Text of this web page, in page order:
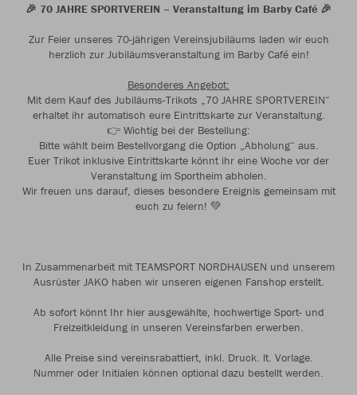
🎉 70 JAHRE SPORTVEREIN – Veranstaltung im Barby Café 🎉
Zur Feier unseres 70-jährigen Vereinsjubiläums laden wir euch
herzlich zur Jubiläumsveranstaltung im Barby Café ein!
Besonderes Angebot:
Mit dem Kauf des Jubiläums-Trikots „70 JAHRE SPORTVEREIN“
erhaltet ihr automatisch eure Eintrittskarte zur Veranstaltung.
👉 Wichtig bei der Bestellung:
Bitte wählt beim Bestellvorgang die Option „Abholung“ aus.
Euer Trikot inklusive Eintrittskarte könnt ihr eine Woche vor der
Veranstaltung im Sportheim abholen.
Wir freuen uns darauf, dieses besondere Ereignis gemeinsam mit
euch zu feiern! 💚
In Zusammenarbeit mit TEAMSPORT NORDHAUSEN und unserem
Ausrüster JAKO haben wir unseren eigenen Fanshop erstellt.
Ab sofort könnt Ihr hier ausgewählte, hochwertige Sport- und
Freizeitkleidung in unseren Vereinsfarben erwerben.
Alle Preise sind vereinsrabattiert, inkl. Druck. lt. Vorlage.
Nummer oder Initialen können optional dazu bestellt werden.